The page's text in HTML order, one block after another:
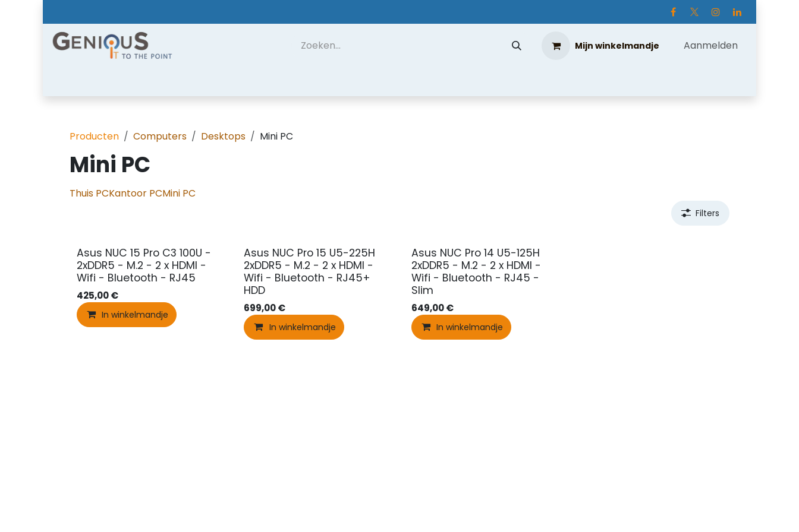
Mijn winkelmandje Aanmelden
Producten Computers Desktops Mini PC
Mini PC
Thuis PCKantoor PCMini PC
Filters
Asus NUC 15 Pro C3 100U -
2xDDR5 - M.2 - 2 x HDMI -
Wifi - Bluetooth - RJ45
425,00€
In winkelmandje
Asus NUC Pro 15 U5-225H
2xDDR5 - M.2 - 2 x HDMI -
Wifi - Bluetooth - RJ45+
HDD
699,00€
In winkelmandje
Asus NUC Pro 14 U5-125H
2xDDR5 - M.2 - 2 x HDMI -
Wifi - Bluetooth - RJ45 -
Slim
649,00€
In winkelmandje